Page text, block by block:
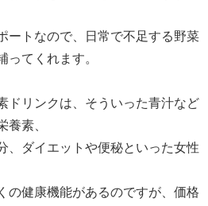
ートなので、日常で不足する野菜
ってくれます。
ドリンクは、そういった青汁など
養素、
、ダイエットや便秘といった女性
の健康機能があるのですが、価格